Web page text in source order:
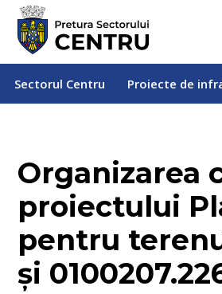
Sectorul Centru Proiecte de
Organizarea
proiectului
pentru
și
Sectorul Centru Proiecte de